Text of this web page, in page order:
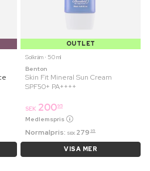
OUTLET
Solkräm ⋅ 50 ml
Benton
Skin Fit Mineral Sun Cream
SPF50+ PA++++
SEK 20095
Medlemspris
Normalpris: SEK 279 95
VISA MER